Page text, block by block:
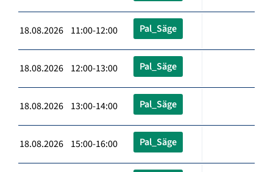
18.08.2026 11:00-12:00 Pal_Säge
18.08.2026 12:00-13:00 Pal_Säge
18.08.2026 13:00-14:00 Pal_Säge
18.08.2026 15:00-16:00 Pal_Säge